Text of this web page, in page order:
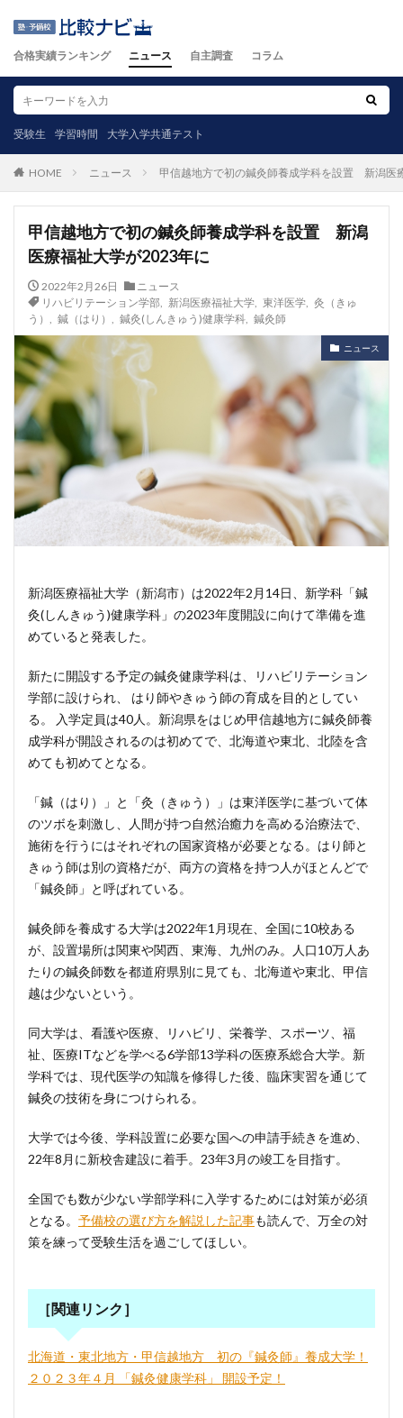
合格実績ランキング ニュース 自主調査 コラム
受験生 学習時間 大学入学共通テスト
HOME ニュース 甲信越地方で初の鍼灸師養成学科を設置 新潟医
甲信越地方で初の鍼灸師養成学科を設置 新潟
医療福祉大学が2023年に
2022年2月26日
ニュース
リハビリテーション学部, 新潟医療福祉大学, 東洋医学, 灸（きゅ
う）
鍼（はり） 鍼灸(しんきゅう)健康学科 鍼灸師
ニュース
新潟医療福祉大学（新潟市）は2022年2月14日、新学科「鍼
灸(しんきゅう)健康学科」の2023年度開設に向けて準備を進
めていると発表した。
新たに開設する予定の鍼灸健康学科は、リハビリテーション
学部に設けられ、 はり師やきゅう師の育成を目的としてい
る。 入学定員は40人。新潟県をはじめ甲信越地方に鍼灸師養
成学科が開設されるのは初めてで、北海道や東北、北陸を含
めても初めてとなる。
「鍼（はり）」と「灸（きゅう）」は東洋医学に基づいて体
のツボを刺激し、人間が持つ自然治癒力を高める治療法で、
施術を行うにはそれぞれの国家資格が必要となる。はり師と
きゅう師は別の資格だが、両方の資格を持つ人がほとんどで
「鍼灸師」と呼ばれている。
鍼灸師を養成する大学は2022年1月現在、全国に10校ある
が、設置場所は関東や関西、東海、九州のみ。人口10万人あ
たりの鍼灸師数を都道府県別に見ても、北海道や東北、甲信
越は少ないという。
同大学は、看護や医療、リハビリ、栄養学、スポーツ、福
祉、医療ITなどを学べる6学部13学科の医療系総合大学。新
学科では、現代医学の知識を修得した後、臨床実習を通じて
鍼灸の技術を身につけられる。
大学では今後、学科設置に必要な国への申請手続きを進め、
22年8月に新校舎建設に着手。23年3月の竣工を目指す。
全国でも数が少ない学部学科に入学するためには対策が必須
となる。 予備校の選び方を解説した記事も読んで、万全の対
策を練って受験生活を過ごしてほしい。
［関連リンク］
北海道・東北地方・甲信越地方 初の『鍼灸師』養成大学！
２０２３年４月 「鍼灸健康学科」 開設予定！